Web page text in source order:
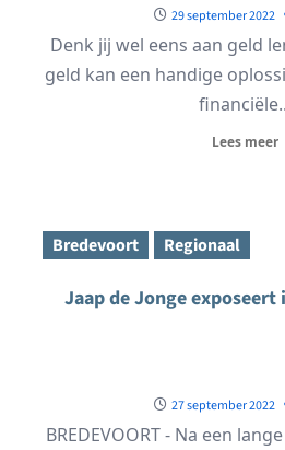
29 september 2022
Denk jij wel eens aan geld
geld kan een handige
Lees meer
Bredevoort Regionaal
Jaap de Jonge
27 september 2022
BREDEVOORT - Na een